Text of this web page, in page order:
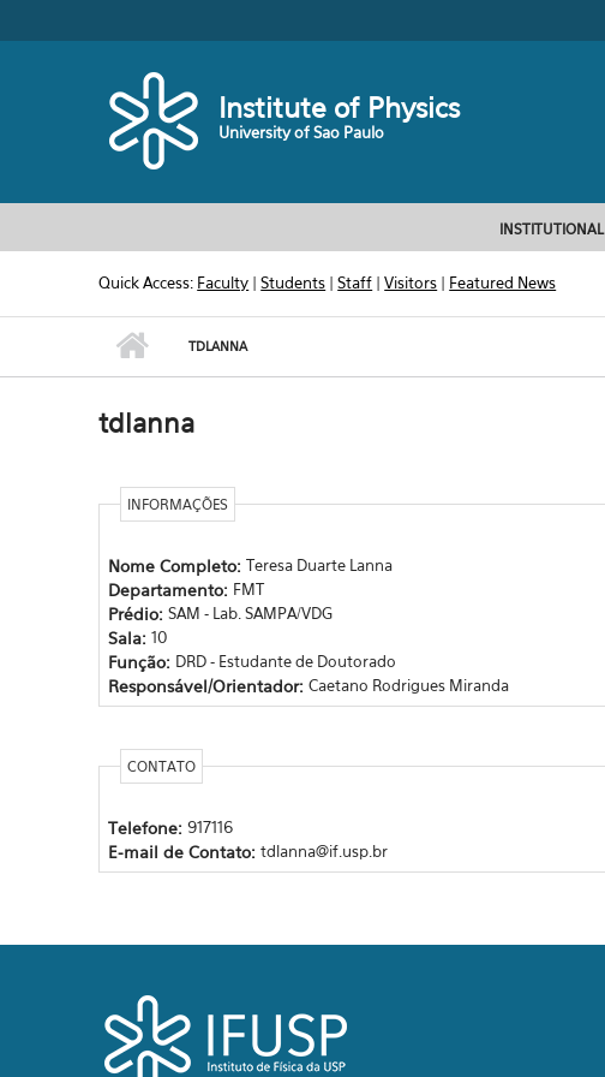
Institute of Physics
University of Sao Paulo
INSTITUTIONAL
Quick Access: Faculty |Students |Staff |Visitors | Featured News
TDLANNA
tdlanna
INFORMAÇÕES
Nome Completo: Teresa Duarte Lanna
Departamento: FMT
Prédio: SAM - Lab. SAMPA/VDG
Sala: 10
Função: DRD - Estudante de Doutorado
Responsável/Orientador: Caetano Rodrigues Miranda
CONTATO
Telefone: 917116
E-mail de Contato: tdlanna@if.usp.br